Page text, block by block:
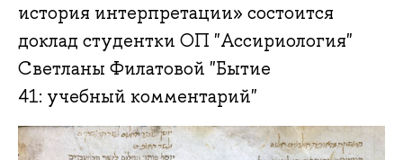
история интерпретации» состоится
доклад студентки ОП "Ассириология"
Светланы Филатовой "Бытие
41: учебный комментарий"